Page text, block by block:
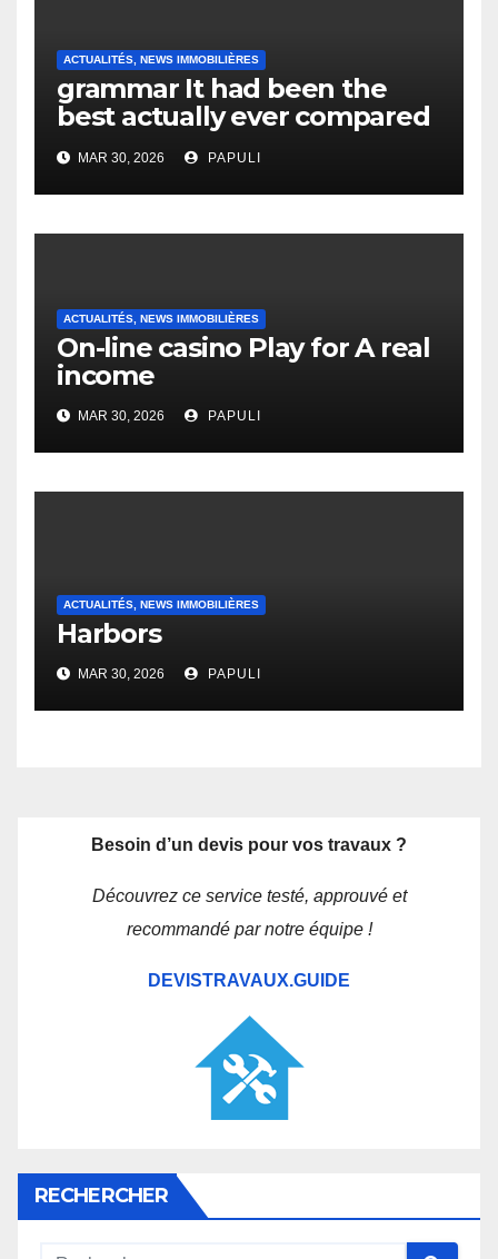
ACTUALITÉS, NEWS IMMOBILIÈRES
grammar It had been the
best actually ever compared
to it’s the top actually?
English Vocabulary Learners
Heap Change
MAR 30, 2026 PAPULI
ACTUALITÉS, NEWS IMMOBILIÈRES
On-line casino Play for A real
income
MAR 30, 2026 PAPULI
ACTUALITÉS, NEWS IMMOBILIÈRES
Harbors
MAR 30, 2026 PAPULI
Besoin d’un devis pour vos travaux ?
Découvrez ce service testé, approuvé et
recommandé par notre équipe !
DEVISTRAVAUX.GUIDE
RECHERCHER